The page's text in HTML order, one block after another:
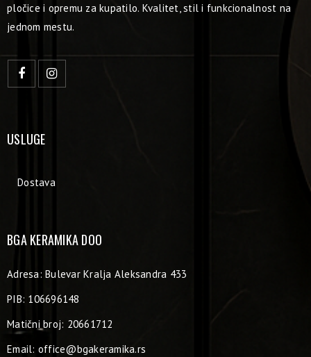
pločice i opremu za kupatilo. Kvalitet, stil i funkcionalnost na
jednom mestu.
USLUGE
Dostava
BGA KERAMIKA DOO
Adresa: Bulevar Kralja Aleksandra 433
PIB: 106696148
Matični broj: 20661712
Email: office@bgakeramika.rs